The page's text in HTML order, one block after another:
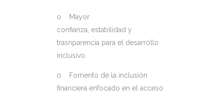
o Mayor
confianza, estabilidad y
trasnparencia para el desarrollo
inclusivo.
o Fomento de la inclusión
financiera enfocado en el acceso